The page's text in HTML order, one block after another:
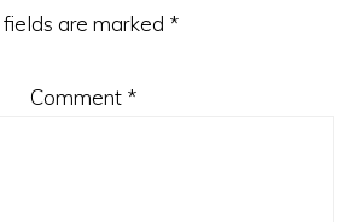
fields are marked *
Comment *